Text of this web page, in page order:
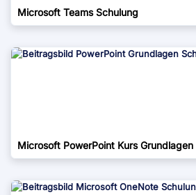
Microsoft Teams Schulung
Microsoft PowerPoint Kurs Grundlagen